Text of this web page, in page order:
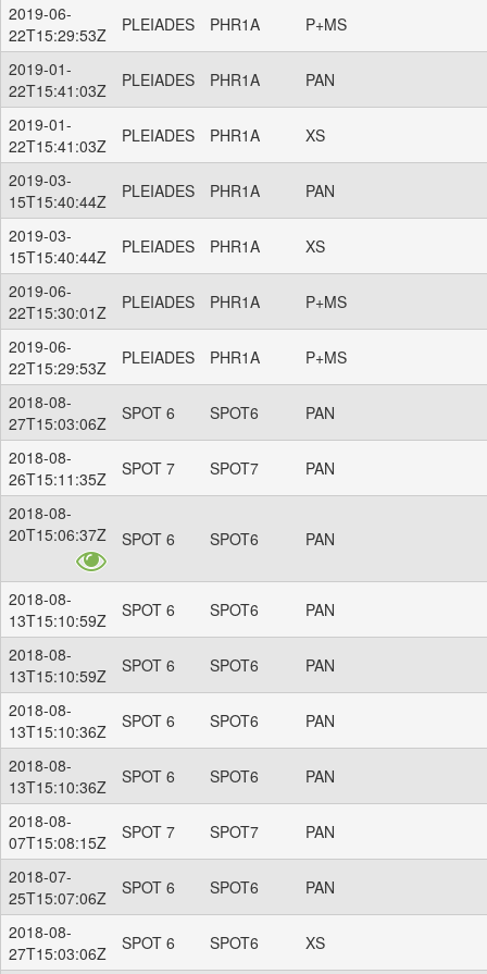
2019-06-
22T15:29:53Z
PLEIADES PHR1A P+MS
2019-01-
22T15:41:03Z
PLEIADES PHR1A PAN
2019-01-
22T15:41:03Z
PLEIADES PHR1A XS
2019-03-
15T15:40:44Z
PLEIADES PHR1A PAN
2019-03-
15T15:40:44Z
PLEIADES PHR1A XS
2019-06-
22T15:30:01Z
PLEIADES PHR1A P+MS
2019-06-
22T15:29:53Z
PLEIADES PHR1A P+MS
2018-08-
27T15:03:06Z
SPOT 6 SPOT6 PAN
2018-08-
26T15:11:35Z
SPOT 7 SPOT7 PAN
2018-08-
20T15:06:37Z
SPOT 6 SPOT6 PAN
2018-08-
13T15:10:59Z
SPOT 6 SPOT6 PAN
2018-08-
13T15:10:59Z
SPOT 6 SPOT6 PAN
2018-08-
13T15:10:36Z
SPOT 6 SPOT6 PAN
2018-08-
13T15:10:36Z
SPOT 6 SPOT6 PAN
2018-08-
07T15:08:15Z
SPOT 7 SPOT7 PAN
2018-07-
25T15:07:06Z
SPOT 6 SPOT6 PAN
2018-08-
27T15:03:06Z
SPOT 6 SPOT6 XS